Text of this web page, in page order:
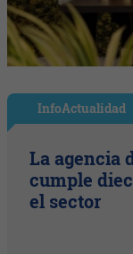
InfoActualidad
La agencia
cumple
el sector